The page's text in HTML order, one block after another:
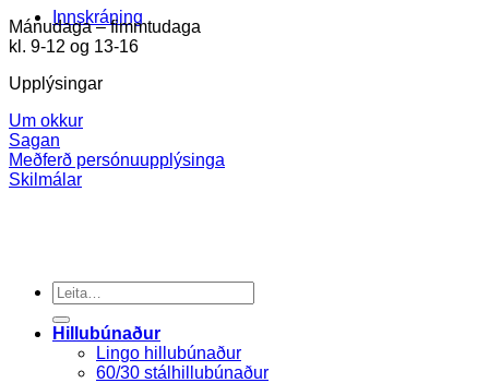
Innskráning
Mánudaga – fimmtudaga
kl. 9-12 og 13-16
Upplýsingar
Um okkur
Sagan
Meðferð persónuupplýsinga
Skilmálar
Search
for:
Hillubúnaður
Lingo hillubúnaður
60/30 stálhillubúnaður